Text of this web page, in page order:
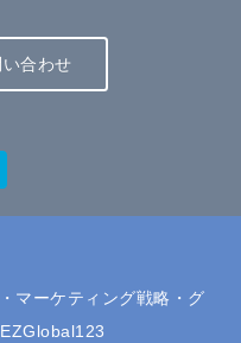
い合わせ
マーケティング戦略・グ